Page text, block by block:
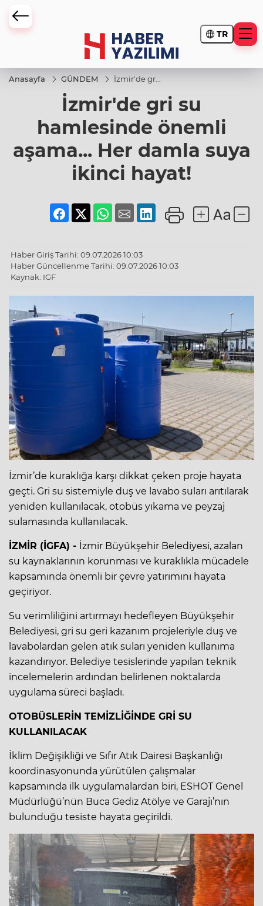
TR
Anasayfa GÜNDEM
İzmir'de gri
hamlesinde
önemli
Her damla
suya ikinci
hayat!
İzmir'de gri su
hamlesinde önemli
aşama... Her damla suya
ikinci hayat!
Haber Giriş Tarihi: 09.07.2026 10:03
Haber Güncellenme Tarihi: 09.07.2026 10:03
Kaynak: IGF
İzmir’de kuraklığa karşı dikkat çeken proje hayata
geçti. Gri su sistemiyle duş ve lavabo suları arıtılarak
yeniden kullanılacak, otobüs yıkama ve peyzaj
sulamasında kullanılacak.
İZMİR (İGFA) - İzmir Büyükşehir Belediyesi, azalan
su kaynaklarının korunması ve kuraklıkla mücadele
kapsamında önemli bir çevre yatırımını hayata
geçiriyor.
Su verimliliğini artırmayı hedefleyen Büyükşehir
Belediyesi, gri su geri kazanım projeleriyle duş ve
lavabolardan gelen atık suları yeniden kullanıma
kazandırıyor. Belediye tesislerinde yapılan teknik
incelemelerin ardından belirlenen noktalarda
uygulama süreci başladı.
OTOBÜSLERİN TEMİZLİĞİNDE GRİ SU
KULLANILACAK
İklim Değişikliği ve Sıfır Atık Dairesi Başkanlığı
koordinasyonunda yürütülen çalışmalar
kapsamında ilk uygulamalardan biri, ESHOT Genel
Müdürlüğü’nün Buca Gediz Atölye ve Garajı’nın
bulunduğu tesiste hayata geçirildi.